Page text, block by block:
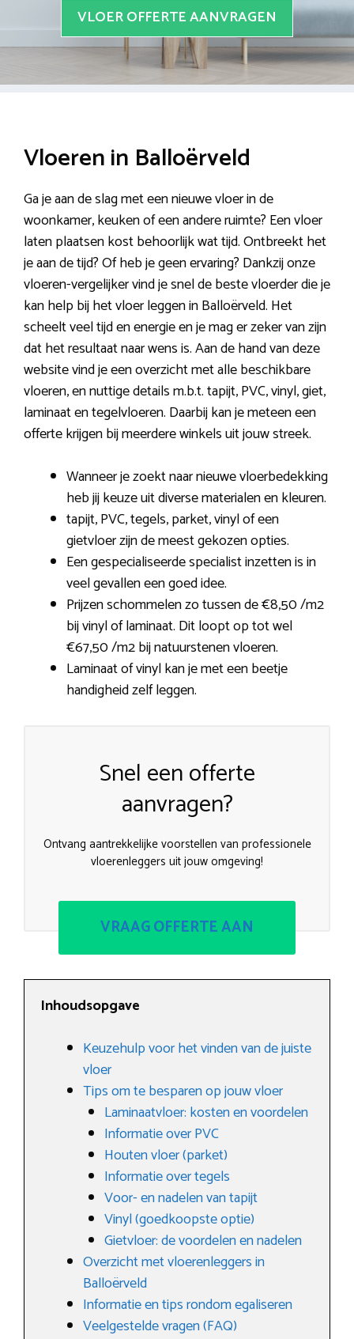
VLOER OFFERTE AANVRAGEN
Vloeren in Balloërveld
Ga je aan de slag met een nieuwe vloer in de
woonkamer, keuken of een andere ruimte? Een vloer
laten plaatsen kost behoorlijk wat tijd. Ontbreekt het
je aan de tijd? Of heb je geen ervaring? Dankzij onze
vloeren-vergelijker vind je snel de beste vloerder die je
kan help bij het vloer leggen in Balloërveld. Het
scheelt veel tijd en energie en je mag er zeker van zijn
dat het resultaat naar wens is. Aan de hand van deze
website vind je een overzicht met alle beschikbare
vloeren, en nuttige details m.b.t. tapijt, PVC, vinyl, giet,
laminaat en tegelvloeren. Daarbij kan je meteen een
offerte krijgen bij meerdere winkels uit jouw streek.
Wanneer je zoekt naar nieuwe vloerbedekking
heb jij keuze uit diverse materialen en kleuren.
tapijt, PVC, tegels, parket, vinyl of een
gietvloer zijn de meest gekozen opties.
Een gespecialiseerde specialist inzetten is in
veel gevallen een goed idee.
Prijzen schommelen zo tussen de €8,50 /m2
bij vinyl of laminaat. Dit loopt op tot wel
€67,50 /m2 bij natuurstenen vloeren.
Laminaat of vinyl kan je met een beetje
handigheid zelf leggen.
Snel een offerte
aanvragen?
Ontvang aantrekkelijke voorstellen van professionele
vloerenleggers uit jouw omgeving!
VRAAG OFFERTE AAN
Inhoudsopgave
Keuzehulp voor het vinden van de juiste
vloer
Tips om te besparen op jouw vloer
Laminaatvloer: kosten en voordelen
Informatie over PVC
Houten vloer (parket)
Informatie over tegels
Voor- en nadelen van tapijt
Vinyl (goedkoopste optie)
Gietvloer: de voordelen en nadelen
Overzicht met vloerenleggers in
Balloërveld
Informatie en tips rondom egaliseren
Veelgestelde vragen (FAQ)